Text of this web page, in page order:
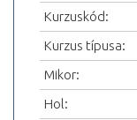
Kurzuskód:
Kurzus típusa:
Mikor:
Hol: